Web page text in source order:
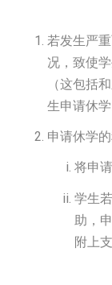
若发生严
况，致使
（这包括
生申请休学
申请休学
将申
学生
助，
附上